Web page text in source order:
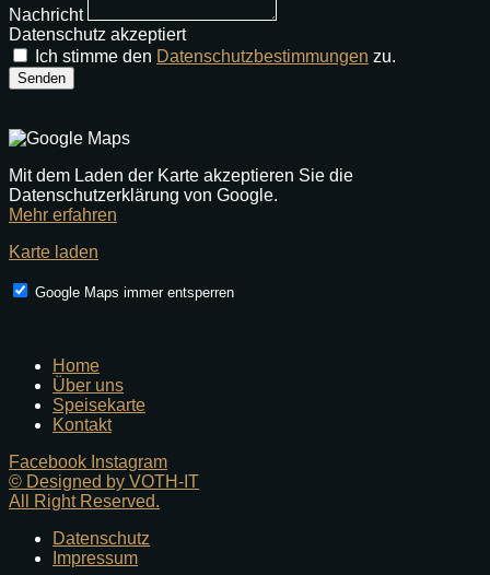
Nachricht
Datenschutz akzeptiert
Ich stimme den Datenschutzbestimmungen zu.
Senden
Mit dem Laden der Karte akzeptieren Sie die
Datenschutzerklärung von Google.
Mehr erfahren
Karte laden
Google Maps immer entsperren
Home
Über uns
Speisekarte
Kontakt
Facebook Instagram
© Designed by VOTH-IT
All Right Reserved.
Datenschutz
Impressum